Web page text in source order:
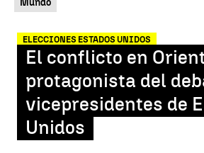
ELECCIONES ESTADOS UNIDOS
El conflicto en
protagonista del
vicepresidentes de
Unidos